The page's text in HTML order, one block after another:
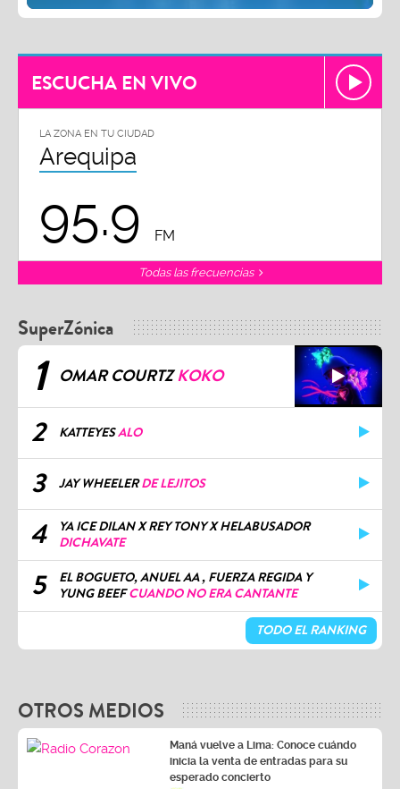
ESCUCHA EN VIVO
LA ZONA EN TU CIUDAD
Arequipa
95.9 FM
Todas las frecuencias
SuperZónica
1 OMAR COURTZKOKO
2 KATTEYESALO
3 JAY WHEELERDE LEJITOS
4
YA ICE DILAN X REY TONY X HELABUSADOR
DICHAVATE
5
EL BOGUETO, ANUEL AA , FUERZA REGIDA Y
YUNG BEEFCUANDO NO ERA CANTANTE
TODO EL RANKING
Maná vuelve a Lima: Conoce cuándo
inicia la venta de entradas para su
esperado concierto
Vía Corazón